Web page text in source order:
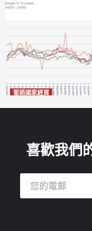
葡語國家經貿
喜歡我們